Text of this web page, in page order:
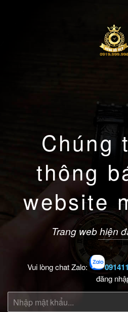
Chúng
thông
website
Trang web hiện
Vui lòng chat Zalo:
đăng